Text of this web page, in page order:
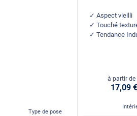
Type de pose
Aspect vieilli
Touché
Tendance
à partir de
17,09 €